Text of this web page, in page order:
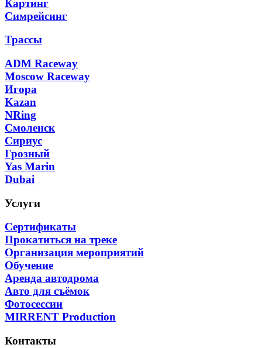
Картинг
Симрейсинг
Трассы
ADM Raceway
Moscow Raceway
Игора
Kazan
NRing
Смоленск
Сириус
Грозный
Yas Marin
Dubai
Услуги
Сертификаты
Прокатиться на треке
Организация мероприятий
Обучение
Аренда автодрома
Авто для съёмок
Фотосессии
MIRRENT Production
Контакты